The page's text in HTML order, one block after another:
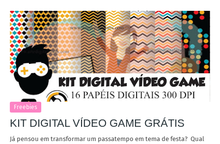
Freebies
KIT DIGITAL VÍDEO GAME GRÁTIS
Já pensou em transformar um passatempo em tema de festa? Qual